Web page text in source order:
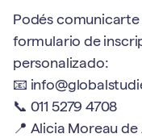
Podés
formulario de
personalizado:
📧
📞 011 5279 4708
📍 Alicia Moreau de